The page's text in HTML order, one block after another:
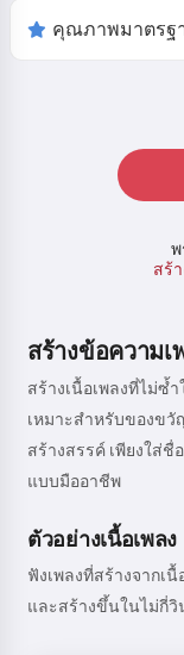
พ
สร้
สร้างข้อความเ
สร้างเนื้อเพลงที่ไม่ซ้
เหมาะสำหรับของขวั
สร้างสรรค์ เพียงใส่ชื่
แบบมืออาชีพ
ตัวอย่างเนื้อเพลง
ฟังเพลงที่สร้างจากเ
และสร้างขึ้นในไม่กี่วิ